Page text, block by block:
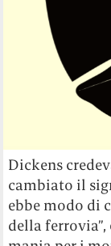
Dickens
cambiato il
ebbe modo di
della ferrovia”,